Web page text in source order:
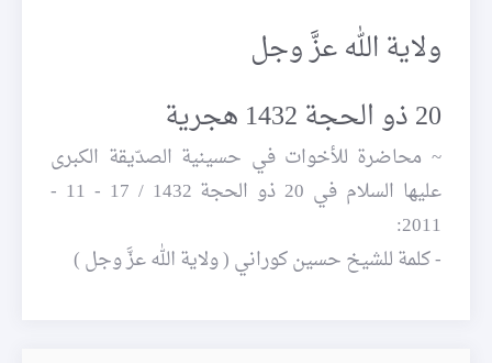
ولاية الله عزَّ وجل
20 ذو الحجة 1432 هجرية
~ محاضرة للأخوات في حسينية الصدّيقة الكبرى
عليها السلام في 20 ذو الحجة 1432 / 17 - 11 -
2011:
- كلمة للشيخ حسين كوراني ( ولاية الله عزَّ وجل )